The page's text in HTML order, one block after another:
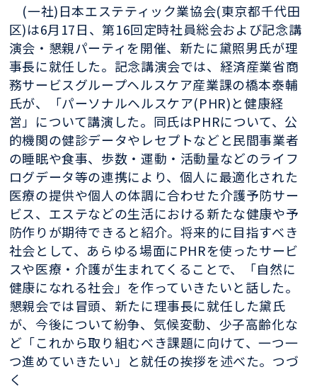
(一社)日本エステティック業協会(東京都千代田
区)は6月17日、第16回定時社員総会および記念講
演会・懇親パーティを開催、新たに黛照男氏が理
事長に就任した。記念講演会では、経済産業省商
務サービスグループヘルスケア産業課の橋本泰輔
氏が、「パーソナルヘルスケア(PHR)と健康経
営」について講演した。同氏はPHRについて、公
的機関の健診データやレセプトなどと民間事業者
の睡眠や食事、歩数・運動・活動量などのライフ
ログデータ等の連携により、個人に最適化された
医療の提供や個人の体調に合わせた介護予防サー
ビス、エステなどの生活における新たな健康や予
防作りが期待できると紹介。将来的に目指すべき
社会として、あらゆる場面にPHRを使ったサービ
スや医療・介護が生まれてくることで、「自然に
健康になれる社会」を作っていきたいと話した。
懇親会では冒頭、新たに理事長に就任した黛氏
が、今後について紛争、気候変動、少子高齢化な
ど「これから取り組むべき課題に向けて、一つ一
つ進めていきたい」と就任の挨拶を述べた。つづ
く